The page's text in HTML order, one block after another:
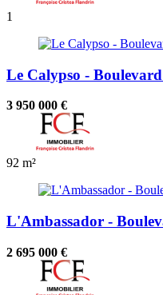
1
Le Calypso -
3 950 000 €
92 m²
L'Ambassador -
2 695 000 €